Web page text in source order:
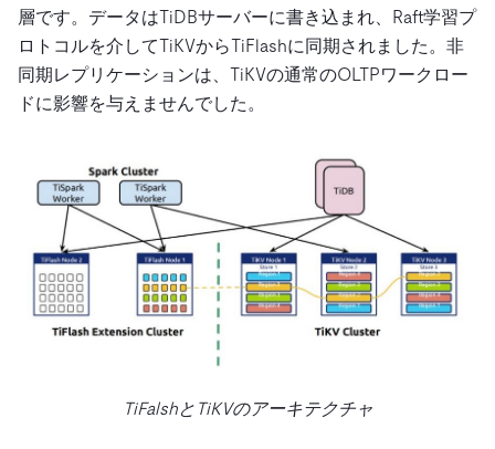
層です。データはTiDBサーバーに書き込まれ、Raft学習プ
ロトコルを介してTiKVからTiFlashに同期されました。非
同期レプリケーションは、TiKVの通常のOLTPワークロー
ドに影響を与えませんでした。
TiFalshとTiKVのアーキテクチャ